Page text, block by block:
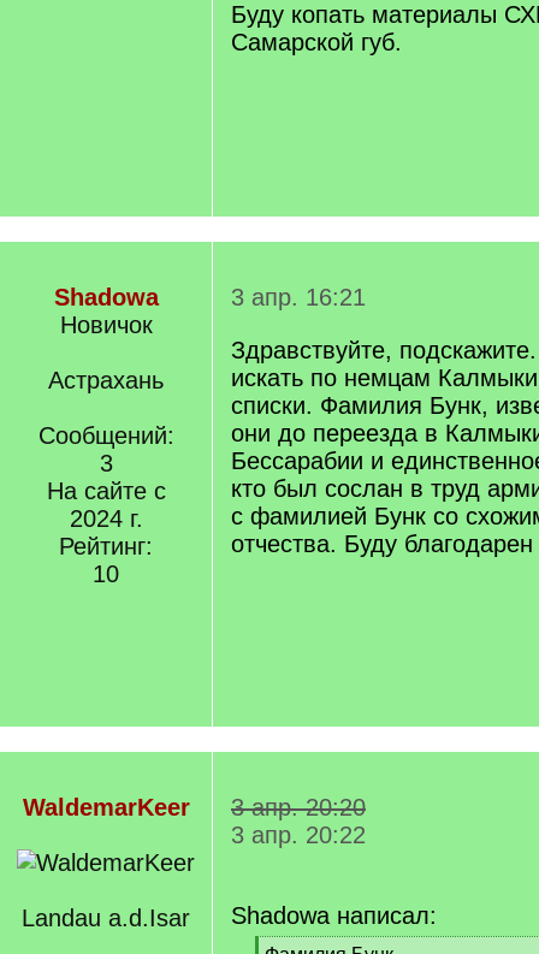
Буду копать материалы
Самарской губ.
Shadowa
Новичок
Астрахань
Сообщений:
3
На сайте с
2024 г.
Рейтинг:
10
3 апр. 16:21
Здравствуйте,
искать по немцам
списки. Фамилия Бунк,
они до переезда в
Бессарабии и
кто был сослан в труд
с фамилией Бунк со
отчества. Буду
WaldemarKeer
Landau a.d.Isar
3 апр. 20:20
3 апр. 20:22
Shadowa написал: